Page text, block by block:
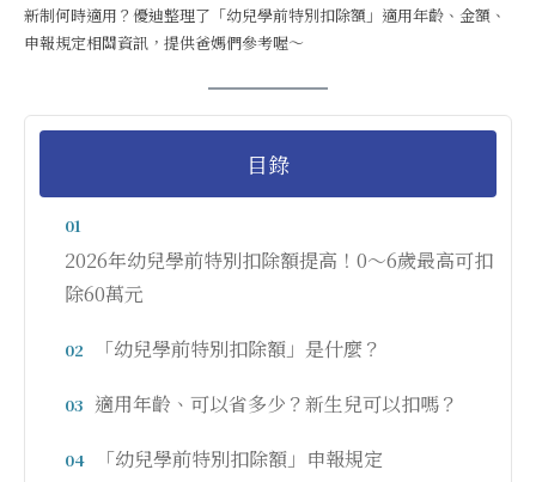
新制何時適用？優迪整理了「幼兒學前特別扣除額」適用年齡、金額、
申報規定相關資訊，提供爸媽們參考喔～
目錄
01
2026年幼兒學前特別扣除額提高！0～6歲最高可扣
除60萬元
02 「幼兒學前特別扣除額」是什麼？
03 適用年齡、可以省多少？新生兒可以扣嗎？
04 「幼兒學前特別扣除額」申報規定